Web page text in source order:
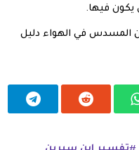
يكون فيها.
من المسدس في الهواء دليل